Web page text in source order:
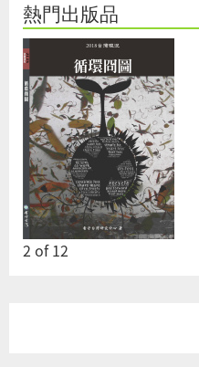
熱門出版品
2 of12